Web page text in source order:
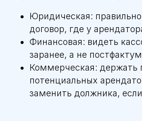
Юридическая: правильно
договор, где у
Финансовая: видеть
заранее, а не
Коммерческая: держать
потенциальных
заменить должника,